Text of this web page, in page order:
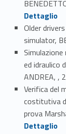
Dettaglio
Older
simulator,
ed idraulico
ANDREA, ,
Verifica del
costitutiva
prova
Dettaglio